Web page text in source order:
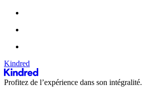
Kindred
Profitez de l’expérience dans son intégralité.